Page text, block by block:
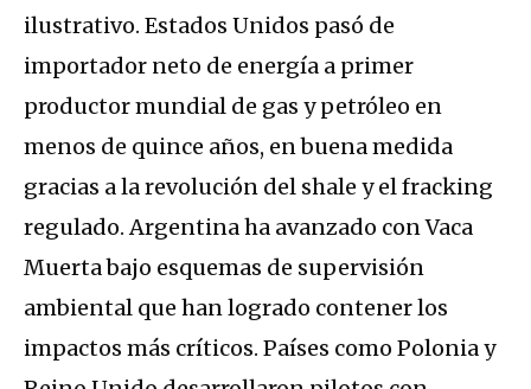
ilustrativo. Estados Unidos pasó de
importador neto de energía a primer
productor mundial de gas y petróleo en
menos de quince años, en buena medida
gracias a la revolución del shale y el fracking
regulado. Argentina ha avanzado con Vaca
Muerta bajo esquemas de supervisión
ambiental que han logrado contener los
impactos más críticos. Países como Polonia y